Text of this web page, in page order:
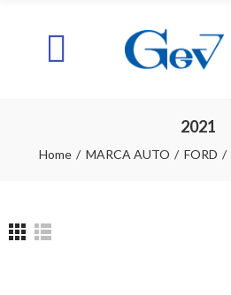
2021
Home MARCA AUTO FORD